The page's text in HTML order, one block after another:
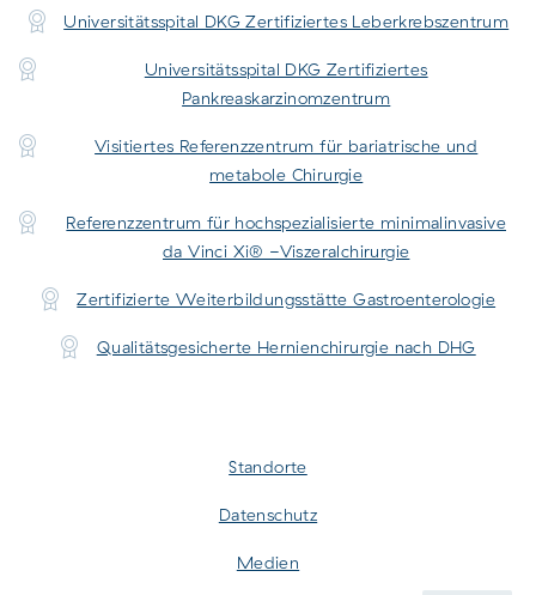
Universitätsspital DKG Zertifiziertes Leberkrebszentrum
Universitätsspital DKG Zertifiziertes
Pankreaskarzinomzentrum
Visitiertes Referenzzentrum für bariatrische und
metabole Chirurgie
Referenzzentrum für hochspezialisierte minimalinvasive
da Vinci Xi® -Viszeralchirurgie
Zertifizierte Weiterbildungsstätte Gastroenterologie
Qualitätsgesicherte Hernienchirurgie nach DHG
Standorte
Datenschutz
Medien